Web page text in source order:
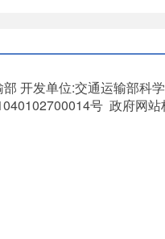
部 开发单位:交通运输部科
号 政府网